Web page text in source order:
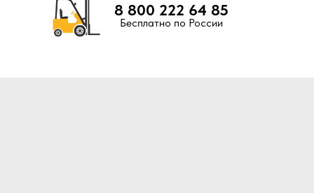
8 800 222 64 85
Бесплатно по России